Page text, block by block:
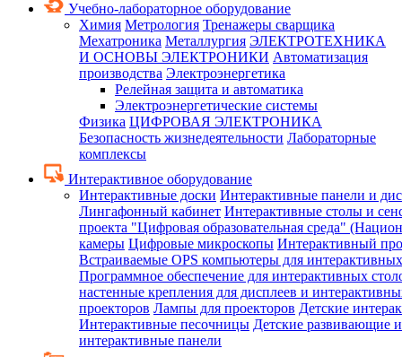
Учебно-лабораторное оборудование
Химия Метрология Тренажеры сварщика
Мехатроника Металлургия ЭЛЕКТРОТЕХНИКА
И ОСНОВЫ ЭЛЕКТРОНИКИ Автоматизация
производства Электроэнергетика
Релейная защита и автоматика
Электроэнергетические системы
Физика ЦИФРОВАЯ ЭЛЕКТРОНИКА
Безопасность жизнедеятельности Лабораторные
комплексы
Интерактивное оборудование
Интерактивные доски Интерактивные панели и
Лингафонный кабинет Интерактивные столы и
проекта "Цифровая образовательная среда"
камеры Цифровые микроскопы Интерактивный
Встраиваемые OPS компьютеры для
Программное обеспечение для интерактивных
настенные крепления для дисплеев и
проекторов Лампы для проекторов Детские
Интерактивные песочницы Детские развивающие
интерактивные панели